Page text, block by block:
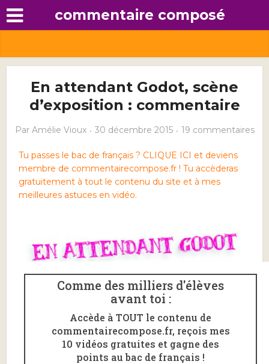
commentaire composé
En attendant Godot, scène
d’exposition : commentaire
Par Amélie Vioux 30 décembre 2015 19 commentaires
Tu passes le bac de français ? CLIQUE ICI et deviens
membre de commentairecompose.fr ! Tu accèderas
gratuitement à tout le contenu du site et à mes
meilleures astuces en vidéo.
Comme des milliers d'élèves
avant toi :
Accède à TOUT le contenu de
commentairecompose.fr, reçois mes
10 vidéos gratuites et gagne des
points au bac de français !